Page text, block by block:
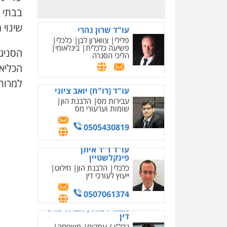
מצגר ושות', חברת עורכי
דין
נדל"ן / עסקים משפחה
תעבורה כלכלי הוצאה
לפועל
0545402829
עורך דין תמיר אלטיט
פלילי תעבורה
0545577862
עו"ד יוסי חמצני
כלכלי צווארון לבן
כלכלית עבירות מס הלבנת
הון
0505471497
גיל דביר – משרד עורכי